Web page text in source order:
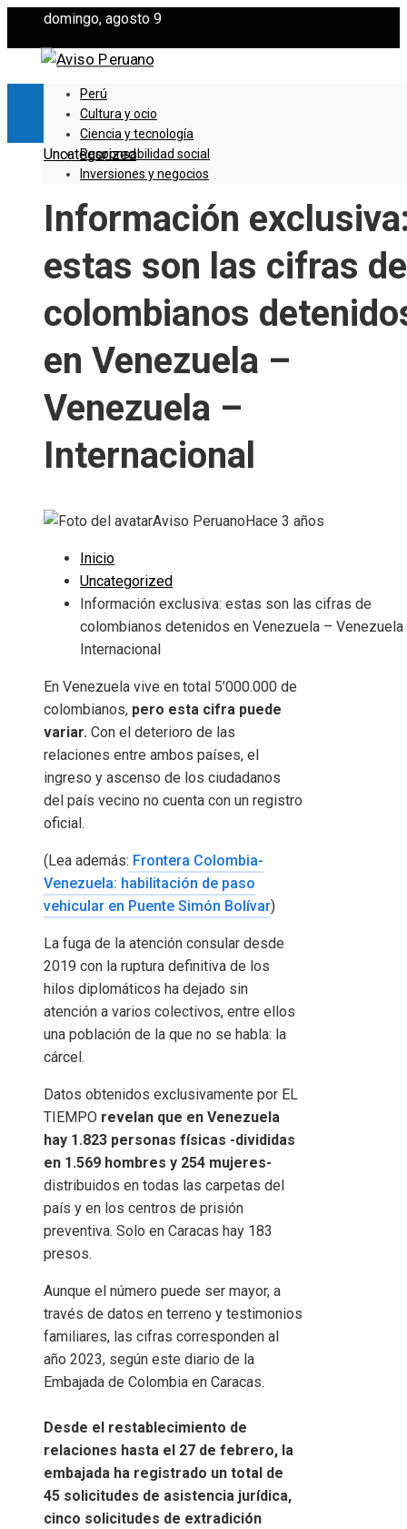
domingo, agosto 9
Perú
Cultura y ocio
Ciencia y tecnología
Responsabilidad social
Inversiones y negocios
Uncategorized
Información
estas son las cifras de
colombianos
en Venezuela –
Venezuela –
Internacional
Aviso Peruano Hace 3 años
Inicio
Uncategorized
Información exclusiva: estas son las cifras de
colombianos detenidos en Venezuela – Venezuela
Internacional
En Venezuela vive en total 5’000.000 de
colombianos, pero esta cifra puede
variar. Con el deterioro de las
relaciones entre ambos países, el
ingreso y ascenso de los ciudadanos
del país vecino no cuenta con un registro
oficial.
(Lea además: Frontera Colombia-
Venezuela: habilitación de paso
vehicular en Puente Simón Bolívar)
La fuga de la atención consular desde
2019 con la ruptura definitiva de los
hilos diplomáticos ha dejado sin
atención a varios colectivos, entre ellos
una población de la que no se habla: la
cárcel.
Datos obtenidos exclusivamente por EL
TIEMPO revelan que en Venezuela
hay 1.823 personas físicas -divididas
en 1.569 hombres y 254 mujeres-
distribuidos en todas las carpetas del
país y en los centros de prisión
preventiva. Solo en Caracas hay 183
presos.
Aunque el número puede ser mayor, a
través de datos en terreno y testimonios
familiares, las cifras corresponden al
año 2023, según este diario de la
Embajada de Colombia en Caracas.
Desde el restablecimiento de
relaciones hasta el 27 de febrero, la
embajada ha registrado un total de
45 solicitudes de asistencia jurídica,
cinco solicitudes de extradición